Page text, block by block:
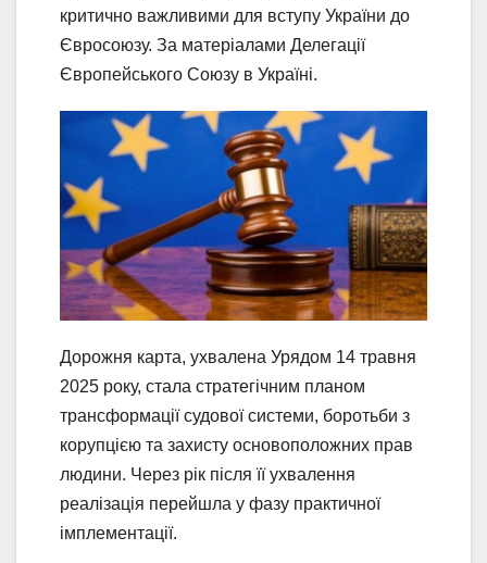
критично важливими для вступу України до
Євросоюзу. За матеріалами Делегації
Європейського Союзу в Україні.
Дорожня карта, ухвалена Урядом 14 травня
2025 року, стала стратегічним планом
трансформації судової системи, боротьби з
корупцією та захисту основоположних прав
людини. Через рік після її ухвалення
реалізація перейшла у фазу практичної
імплементації.